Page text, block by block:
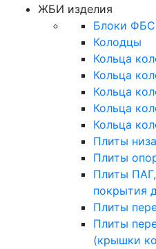
ЖБИ изделия
Блоки ФБС
Колодцы
Кольца
Кольца
Кольца
Кольца
Кольца
Плиты
Плиты
Плиты
покрытия
Плиты
Плиты
(крышки